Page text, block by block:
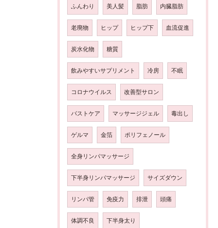
ふんわり 美人髪 脂肪 内臓脂肪
老廃物 ヒップ ヒップ下 血流促進
炭水化物 糖質
飲みやすいサプリメント 冷房 不眠
コロナウイルス 改善型サロン
バストケア マッサージジェル 毒出し
ゲルマ 金箔 ポリフェノール
全身リンパマッサージ
下半身リンパマッサージ サイズダウン
リンパ管 免疫力 排泄 頭痛
体調不良 下半身太り